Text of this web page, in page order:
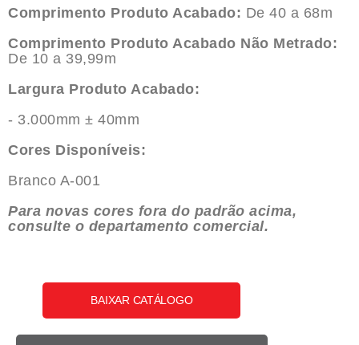
Comprimento Produto Acabado: De 40 a 68m
Comprimento Produto Acabado Não Metrado:
De 10 a 39,99m
Largura Produto Acabado:
- 3.000mm ± 40mm
Cores Disponíveis:
Branco A-001
Para novas cores fora do padrão acima,
consulte o departamento comercial.
BAIXAR CATÁLOGO